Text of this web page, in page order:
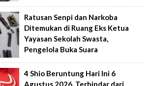
Ratusan Senpi dan Narkoba
Ditemukan di Ruang Eks Ketua
Yayasan Sekolah Swasta,
Pengelola Buka Suara
4 Shio Beruntung Hari Ini 6
Agustus 2026, Terhindar dari